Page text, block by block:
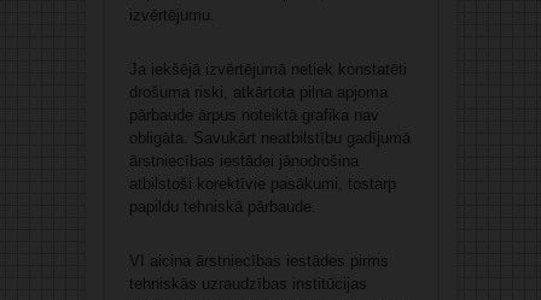
izvērtējumu.
Ja iekšējā izvērtējumā netiek konstatēti
drošuma riski, atkārtota pilna apjoma
pārbaude ārpus noteiktā grafika nav
obligāta. Savukārt neatbilstību gadījumā
ārstniecības iestādei jānodrošina
atbilstoši korektīvie pasākumi, tostarp
papildu tehniskā pārbaude.
VI aicina ārstniecības iestādes pirms
tehniskās uzraudzības institūcijas